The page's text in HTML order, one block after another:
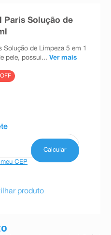
Paris Solução de
Solução de Limpeza 5 em 1
pele, possui... Ver mais
CEP
produto